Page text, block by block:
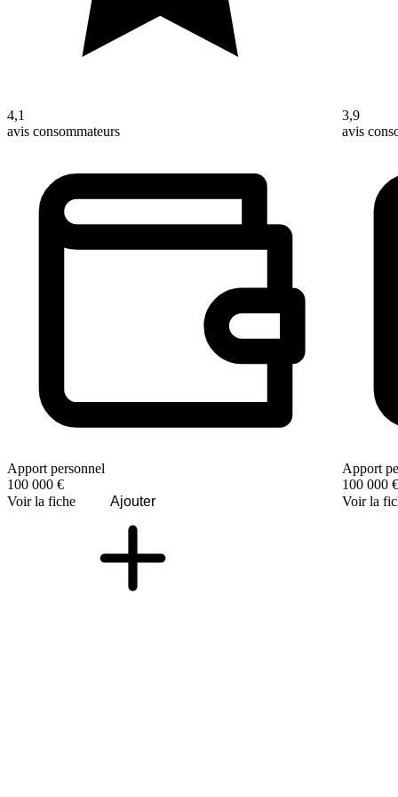
4,1
avis consommateurs
Apport personnel
100 000 €
Voir la fiche
Ajouter
3,9
avis
Apport
100 000 €
Voir la